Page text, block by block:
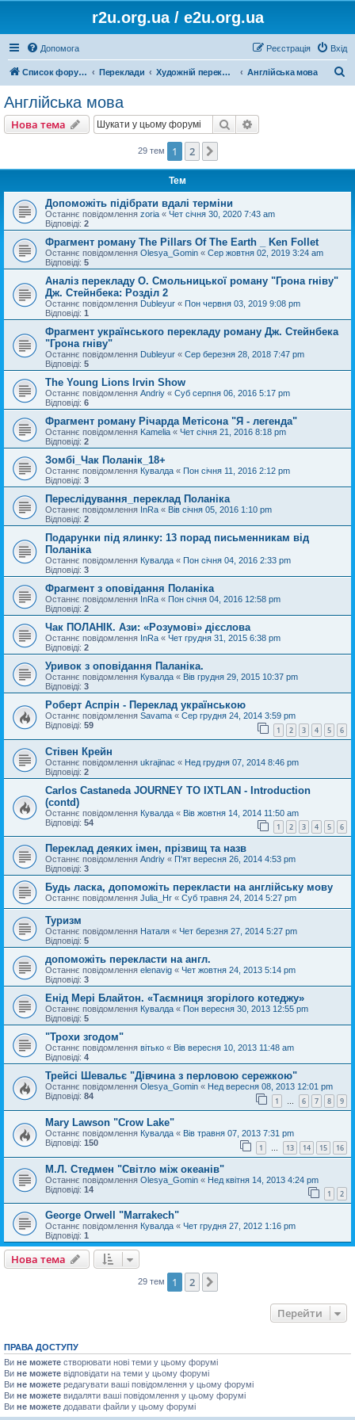
r2u.org.ua / e2u.org.ua
Допомога Вхід
Реєстрація
Список форумів Переклади Художній переклад Англійська мова
Англійська мова
Нова тема Пошук
29 тем 1 2
Тем
Допоможіть підібрати вдалі терміни
Останнє повідомлення zoria « Чет січня 30, 2020 7:43 am
Відповіді: 2
Фрагмент роману The Pillars Of The Earth _ Ken Follet
Останнє повідомлення Olesya_Gomin « Сер жовтня 02, 2019 3:24 am
Відповіді: 5
Аналіз перекладу О. Смольницької роману "Грона гніву"
Дж. Стейнбека: Розділ 2
Останнє повідомлення Dubleyur « Пон червня 03, 2019 9:08 pm
Відповіді: 1
Фрагмент українського перекладу роману Дж. Стейнбека
"Грона гніву"
Останнє повідомлення Dubleyur « Сер березня 28, 2018 7:47 pm
Відповіді: 5
The Young Lions Irvin Show
Останнє повідомлення Andriy « Суб серпня 06, 2016 5:17 pm
Відповіді: 6
Фрагмент роману Річарда Метісона "Я - легенда"
Останнє повідомлення Kamelia « Чет січня 21, 2016 8:18 pm
Відповіді: 2
Зомбі_Чак Поланік_18+
Останнє повідомлення Кувалда « Пон січня 11, 2016 2:12 pm
Відповіді: 3
Переслідування_переклад Поланіка
Останнє повідомлення InRa « Вів січня 05, 2016 1:10 pm
Відповіді: 2
Подарунки під ялинку: 13 порад письменникам від
Поланіка
Останнє повідомлення Кувалда « Пон січня 04, 2016 2:33 pm
Відповіді: 3
Фрагмент з оповідання Поланіка
Останнє повідомлення InRa « Пон січня 04, 2016 12:58 pm
Відповіді: 2
Чак ПОЛАНІК. Ази: «Розумові» дієслова
Останнє повідомлення InRa « Чет грудня 31, 2015 6:38 pm
Відповіді: 2
Уривок з оповідання Паланіка.
Останнє повідомлення Кувалда « Вів грудня 29, 2015 10:37 pm
Відповіді: 3
Роберт Аспрін - Переклад українською
Останнє повідомлення Savama « Сер грудня 24, 2014 3:59 pm
Відповіді: 59 1 2 3 4 5 6
Стівен Крейн
Останнє повідомлення ukrajinac « Нед грудня 07, 2014 8:46 pm
Відповіді: 2
Carlos Castaneda JOURNEY TO IXTLAN - Introduction
(contd)
Останнє повідомлення Кувалда « Вів жовтня 14, 2014 11:50 am
Відповіді: 54 1 2 3 4 5 6
Переклад деяких імен, прізвищ та назв
Останнє повідомлення Andriy « П'ят вересня 26, 2014 4:53 pm
Відповіді: 3
Будь ласка, допоможіть перекласти на англійську мову
Останнє повідомлення Julia_Hr « Суб травня 24, 2014 5:27 pm
Туризм
Останнє повідомлення Наталя « Чет березня 27, 2014 5:27 pm
Відповіді: 5
допоможіть перекласти на англ.
Останнє повідомлення elenavig « Чет жовтня 24, 2013 5:14 pm
Відповіді: 3
Енід Мері Блайтон. «Таємниця згорілого котеджу»
Останнє повідомлення Кувалда « Пон вересня 30, 2013 12:55 pm
Відповіді: 5
"Трохи згодом"
Останнє повідомлення вітько « Вів вересня 10, 2013 11:48 am
Відповіді: 4
Трейсі Шевальє "Дівчина з перловою сережкою"
Останнє повідомлення Olesya_Gomin « Нед вересня 08, 2013 12:01 pm
Відповіді: 84 1 … 6 7 8 9
Mary Lawson "Crow Lake"
Останнє повідомлення Кувалда « Вів травня 07, 2013 7:31 pm
Відповіді: 150 1 … 13 14 15 16
М.Л. Стедмен "Світло між океанів"
Останнє повідомлення Olesya_Gomin « Нед квітня 14, 2013 4:24 pm
Відповіді: 14 1 2
George Orwell "Marrakech"
Останнє повідомлення Кувалда « Чет грудня 27, 2012 1:16 pm
Відповіді: 1
Нова тема
29 тем 1 2
Перейти
ПРАВА ДОСТУПУ
Ви не можете створювати нові теми у цьому форумі
Ви не можете відповідати на теми у цьому форумі
Ви не можете редагувати ваші повідомлення у цьому форумі
Ви не можете видаляти ваші повідомлення у цьому форумі
Ви не можете додавати файли у цьому форумі